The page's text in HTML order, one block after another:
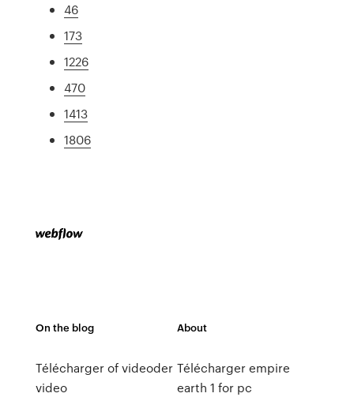
46
173
1226
470
1413
1806
On the blog
Télécharger of videoder
video
About
Télécharger empire
earth 1 for pc